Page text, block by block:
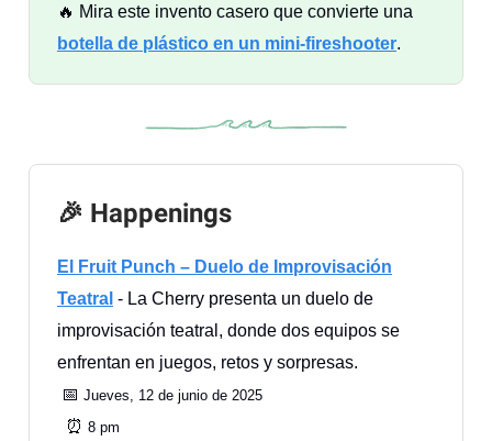
🔥 Mira este invento casero que convierte una
botella de plástico en un mini‑fireshooter.
🎉 Happenings
El Fruit Punch – Duelo de Improvisación
Teatral - La Cherry presenta un duelo de
improvisación teatral, donde dos equipos se
enfrentan en juegos, retos y sorpresas.
📅 Jueves, 12 de junio de 2025
⏰ 8 pm